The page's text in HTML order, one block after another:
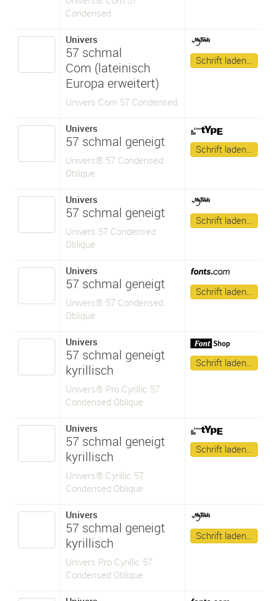
Condensed
Univers
57 schmal
Com (lateinisch
Europa erweitert)
Univers Com 57 Condensed
Schrift laden…
Univers
57 schmal geneigt
Univers® 57 Condensed
Oblique
Schrift laden…
Univers
57 schmal geneigt
Univers 57 Condensed
Oblique
Schrift laden…
Univers
57 schmal geneigt
Univers® 57 Condensed
Oblique
Schrift laden…
Univers
57 schmal geneigt
kyrillisch
Univers® Pro Cyrillic 57
Condensed Oblique
Schrift laden…
Univers
57 schmal geneigt
kyrillisch
Univers® Cyrillic 57
Condensed Oblique
Schrift laden…
Univers
57 schmal geneigt
kyrillisch
Univers Pro Cyrillic 57
Condensed Oblique
Schrift laden…